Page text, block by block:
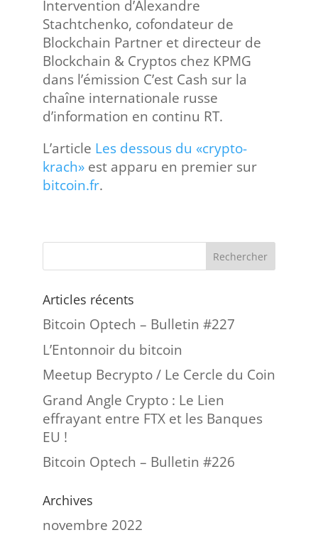
Intervention d’Alexandre
Stachtchenko, cofondateur de
Blockchain Partner et directeur de
Blockchain & Cryptos chez KPMG
dans l’émission C’est Cash sur la
chaîne internationale russe
d’information en continu RT.
L’article Les dessous du «crypto-
krach»est apparu en premier sur
bitcoin.fr.
Articles récents
Bitcoin Optech – Bulletin #227
L’Entonnoir du bitcoin
Meetup Becrypto / Le Cercle du Coin
Grand Angle Crypto : Le Lien
effrayant entre FTX et les Banques
EU !
Bitcoin Optech – Bulletin #226
Archives
novembre 2022